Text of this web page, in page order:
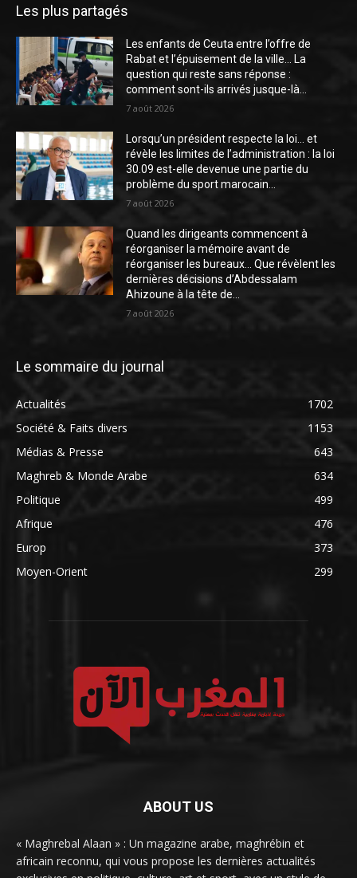
Les plus partagés
Les enfants de Ceuta entre l’offre de
Rabat et l’épuisement de la ville… La
question qui reste sans réponse :
comment sont-ils arrivés jusque-là...
7 août 2026
Lorsqu’un président respecte la loi… et
révèle les limites de l’administration : la loi
30.09 est-elle devenue une partie du
problème du sport marocain...
7 août 2026
Quand les dirigeants commencent à
réorganiser la mémoire avant de
réorganiser les bureaux… Que révèlent les
dernières décisions d’Abdessalam
Ahizoune à la tête de...
7 août 2026
Le sommaire du journal
Actualités
1702
Société & Faits divers
1153
Médias & Presse
643
Maghreb & Monde Arabe
634
Politique
499
Afrique
476
Europ
373
Moyen-Orient
299
ABOUT US
« Maghrebal Alaan » : Un magazine arabe, maghrébin et
africain reconnu, qui vous propose les dernières actualités